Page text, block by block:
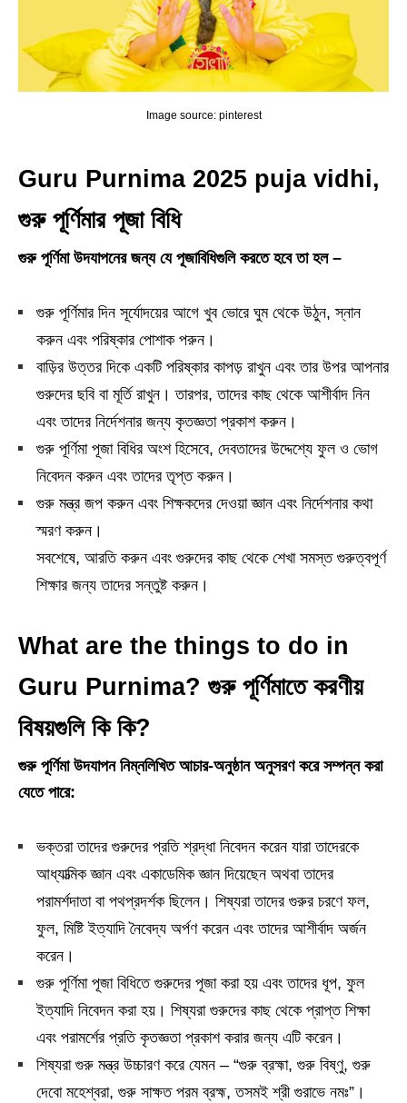
Image source: pinterest
Guru Purnima 2025 puja vidhi,
গুরু পূর্ণিমার পূজা বিধি
গুরু পূর্ণিমা উদযাপনের জন্য যে পূজাবিধিগুলি করতে হবে তা হল –
গুরু পূর্ণিমার দিন সূর্যোদয়ের আগে খুব ভোরে ঘুম থেকে উঠুন, স্নান
করুন এবং পরিষ্কার পোশাক পরুন।
বাড়ির উত্তর দিকে একটি পরিষ্কার কাপড় রাখুন এবং তার উপর আপনার
গুরুদের ছবি বা মূর্তি রাখুন। তারপর, তাদের কাছ থেকে আশীর্বাদ নিন
এবং তাদের নির্দেশনার জন্য কৃতজ্ঞতা প্রকাশ করুন।
গুরু পূর্ণিমা পূজা বিধির অংশ হিসেবে, দেবতাদের উদ্দেশ্যে ফুল ও ভোগ
নিবেদন করুন এবং তাদের তৃপ্ত করুন।
গুরু মন্ত্র জপ করুন এবং শিক্ষকদের দেওয়া জ্ঞান এবং নির্দেশনার কথা
স্মরণ করুন।
সবশেষে, আরতি করুন এবং গুরুদের কাছ থেকে শেখা সমস্ত গুরুত্বপূর্ণ
শিক্ষার জন্য তাদের সন্তুষ্ট করুন।
What are the things to do in
Guru Purnima? গুরু পূর্ণিমাতে করণীয়
বিষয়গুলি কি কি?
গুরু পূর্ণিমা উদযাপন নিম্নলিখিত আচার-অনুষ্ঠান অনুসরণ করে সম্পন্ন করা
যেতে পারে:
ভক্তরা তাদের গুরুদের প্রতি শ্রদ্ধা নিবেদন করেন যারা তাদেরকে
আধ্যাত্মিক জ্ঞান এবং একাডেমিক জ্ঞান দিয়েছেন অথবা তাদের
পরামর্শদাতা বা পথপ্রদর্শক ছিলেন। শিষ্যরা তাদের গুরুর চরণে ফল,
ফুল, মিষ্টি ইত্যাদি নৈবেদ্য অর্পণ করেন এবং তাদের আশীর্বাদ অর্জন
করেন।
গুরু পূর্ণিমা পূজা বিধিতে গুরুদের পূজা করা হয় এবং তাদের ধূপ, ফুল
ইত্যাদি নিবেদন করা হয়। শিষ্যরা গুরুদের কাছ থেকে প্রাপ্ত শিক্ষা
এবং পরামর্শের প্রতি কৃতজ্ঞতা প্রকাশ করার জন্য এটি করেন।
শিষ্যরা গুরু মন্ত্র উচ্চারণ করে যেমন – “গুরু ব্রহ্মা, গুরু বিষ্ণু, গুরু
দেবো মহেশ্বরা, গুরু সাক্ষত পরম ব্রহ্ম, তসমই শ্রী গুরাভে নমঃ”।